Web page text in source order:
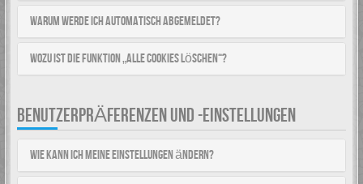
Warum werde ich automatisch abgemeldet?
Wozu ist die Funktion „Alle Cookies löschen“?
BENUTZERPRÄFERENZEN UND -EINSTELLUNGEN
Wie kann ich meine Einstellungen ändern?